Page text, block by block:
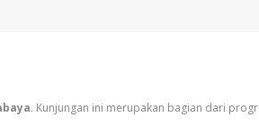
. Kunjungan ini merupakan bagian dari